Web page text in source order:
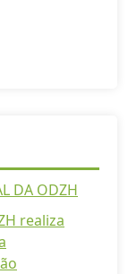
DA ODZH
realiza